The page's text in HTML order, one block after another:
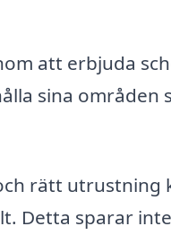
att erbjuda
sina områden
rätt utrustning
Detta sparar